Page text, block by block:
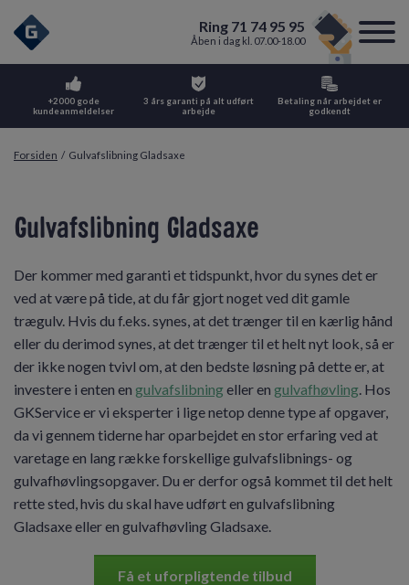
Ring 71 74 95 95
Åben i dag kl. 07.00-18.00
+2000 gode
kundeanmeldelser
3 års garanti på alt udført
arbejde
Betaling når arbejdet er
godkendt
Forsiden / Gulvafslibning Gladsaxe
Gulvafslibning Gladsaxe
Der kommer med garanti et tidspunkt, hvor du synes det er
ved at være på tide, at du får gjort noget ved dit gamle
trægulv. Hvis du f.eks. synes, at det trænger til en kærlig hånd
eller du derimod synes, at det trænger til et helt nyt look, så er
der ikke nogen tvivl om, at den bedste løsning på dette er, at
investere i enten en gulvafslibningeller en gulvafhøvling . Hos
GKService er vi eksperter i lige netop denne type af opgaver,
da vi gennem tiderne har oparbejdet en stor erfaring ved at
varetage en lang række forskellige gulvafslibnings- og
gulvafhøvlingsopgaver. Du er derfor også kommet til det helt
rette sted, hvis du skal have udført en gulvafslibning
Gladsaxe eller en gulvafhøvling Gladsaxe.
Få et uforpligtende tilbud